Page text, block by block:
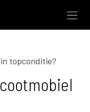
topconditie?